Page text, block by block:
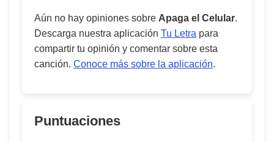
Aún no hay opiniones sobre Apaga el Celular.
Descarga nuestra aplicación Tu Letra para
compartir tu opinión y comentar sobre esta
canción. Conoce más sobre la aplicación.
Puntuaciones